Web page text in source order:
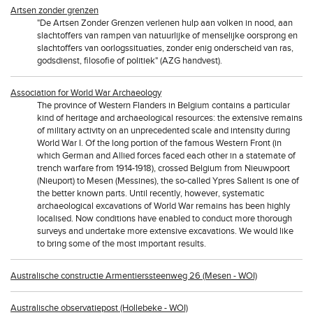
Artsen zonder grenzen
"De Artsen Zonder Grenzen verlenen hulp aan volken in nood, aan
slachtoffers van rampen van natuurlijke of menselijke oorsprong en
slachtoffers van oorlogssituaties, zonder enig onderscheid van ras,
godsdienst, filosofie of politiek" (AZG handvest).
Association for World War Archaeology
The province of Western Flanders in Belgium contains a particular
kind of heritage and archaeological resources: the extensive remains
of military activity on an unprecedented scale and intensity during
World War I. Of the long portion of the famous Western Front (in
which German and Allied forces faced each other in a statemate of
trench warfare from 1914-1918), crossed Belgium from Nieuwpoort
(Nieuport) to Mesen (Messines), the so-called Ypres Salient is one of
the better known parts. Until recently, however, systematic
archaeological excavations of World War remains has been highly
localised. Now conditions have enabled to conduct more thorough
surveys and undertake more extensive excavations. We would like
to bring some of the most important results.
Australische constructie Armentierssteenweg 26 (Mesen - WOI)
Australische observatiepost (Hollebeke - WOI)